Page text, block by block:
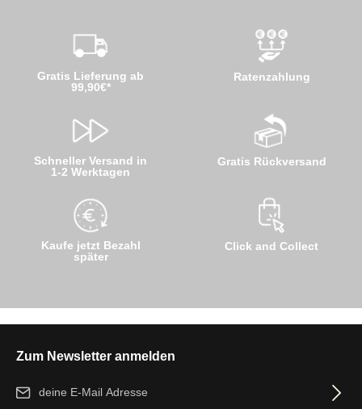
Gratis Lieferung ab
99,90€*
Schneller Versand in
1-2 Werktagen
Kaufe jetzt Bezahl
später
Ratenzahlung
Gratis Rückversand
Click and Collect
Zum Newsletter anmelden
E-Mail-Adresse*